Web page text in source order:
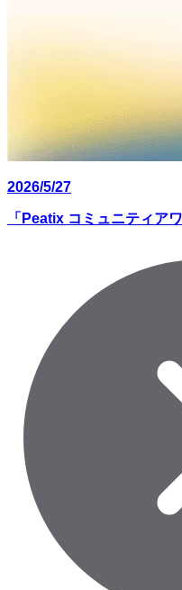
2026/5/27
「Peatix コミュニティア